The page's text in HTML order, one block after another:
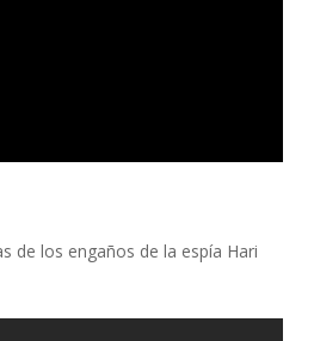
de los engaños de la espía Hari